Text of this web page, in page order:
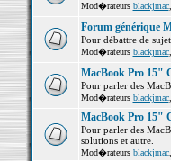
Mod�rateurs blackjmac,
Forum générique
Pour débattre de
Mod�rateurs blackjmac,
MacBook Pro 15"
Pour parler des
Mod�rateurs blackjmac,
MacBook Pro 15"
Pour parler des
solutions et autre.
Mod�rateurs blackjmac,